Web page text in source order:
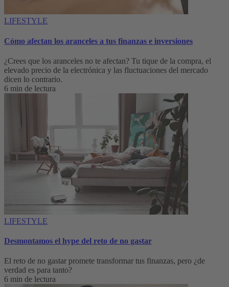
LIFESTYLE
Cómo afectan los aranceles a tus finanzas e inversiones
¿Crees que los aranceles no te afectan? Tu tique de la compra, el
elevado precio de la electrónica y las fluctuaciones del mercado
dicen lo contrario.
6 min de lectura
LIFESTYLE
Desmontamos el hype del reto de no gastar
El reto de no gastar promete transformar tus finanzas, pero ¿de
verdad es para tanto?
6 min de lectura